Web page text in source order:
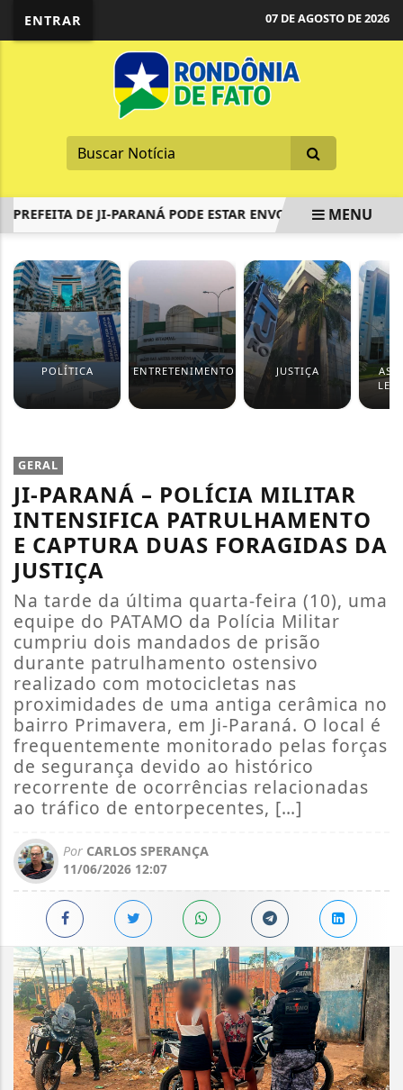
ENTRAR 07 DE AGOSTO DE 2026
DE JI-PARANÁ PODE ESTAR ENVOLVIDO NOMENU
POLÍTICA ENTRETENIMENTO JUSTIÇA
GERAL
JI-PARANÁ – POLÍCIA MILITAR
INTENSIFICA PATRULHAMENTO
E CAPTURA DUAS FORAGIDAS DA
JUSTIÇA
Na tarde da última quarta-feira (10), uma
equipe do PATAMO da Polícia Militar
cumpriu dois mandados de prisão
durante patrulhamento ostensivo
realizado com motocicletas nas
proximidades de uma antiga cerâmica no
bairro Primavera, em Ji-Paraná. O local é
frequentemente monitorado pelas forças
de segurança devido ao histórico
recorrente de ocorrências relacionadas
ao tráfico de entorpecentes, […]
Por CARLOS SPERANÇA
11/06/2026 12:07